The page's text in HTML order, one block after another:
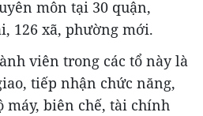
môn tại 30 quận,
126 xã, phường mới.
viên trong các tổ này là
tiếp nhận chức năng,
máy, biên chế, tài chính